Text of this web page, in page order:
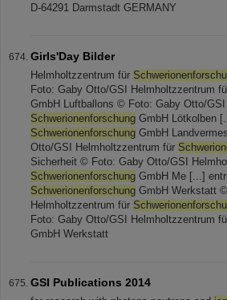
D-64291 Darmstadt GERMANY
Girls'Day Bilder
Helmholtzzentrum für
Foto: Gaby Otto/GSI Helmholtzzentrum
GmbH Luftballons © Foto: Gaby Otto/
Schwerionenforschung GmbH Lötkolben
Schwerionenforschung GmbH
Otto/GSI Helmholtzzentrum für
Sicherheit © Foto: Gaby Otto/GSI
Schwerionenforschung GmbH Me [...]
Schwerionenforschung GmbH Werkstatt
Helmholtzzentrum für
Foto: Gaby Otto/GSI Helmholtzzentrum
GmbH Werkstatt
GSI Publications 2014